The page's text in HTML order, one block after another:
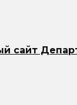
сайт